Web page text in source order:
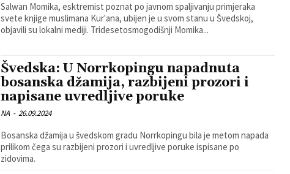
Salwan Momika, esktremist poznat po javnom spaljivanju primjeraka
svete knjige muslimana Kur'ana, ubijen je u svom stanu u Švedskoj,
objavili su lokalni mediji. Tridesetosmogodišnji Momika...
Švedska: U Norrkopingu napadnuta
bosanska džamija, razbijeni prozori i
napisane uvredljive poruke
NA - 26.09.2024
Bosanska džamija u švedskom gradu Norrkopingu bila je metom napada
prilikom čega su razbijeni prozori i uvredljive poruke ispisane po
zidovima.